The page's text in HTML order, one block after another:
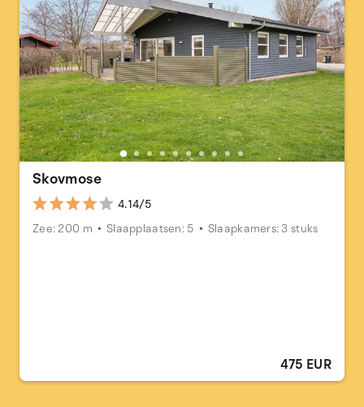
Skovmose
4.14/5
Zee: 200 m
Slaapplaatsen: 5 Slaapkamers: 3 stuks
475 EUR